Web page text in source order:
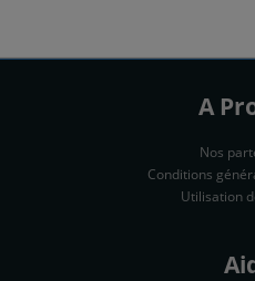
A
Nos
Conditions
Utilisation